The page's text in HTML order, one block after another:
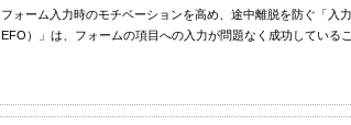
フォーム入力時のモチベーションを高め、途中離脱を防ぐ「入
EFO）」は、フォームの項目への入力が問題なく成功している